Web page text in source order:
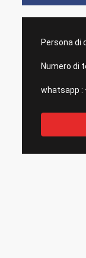
Persona di
Numero di
whatsapp :